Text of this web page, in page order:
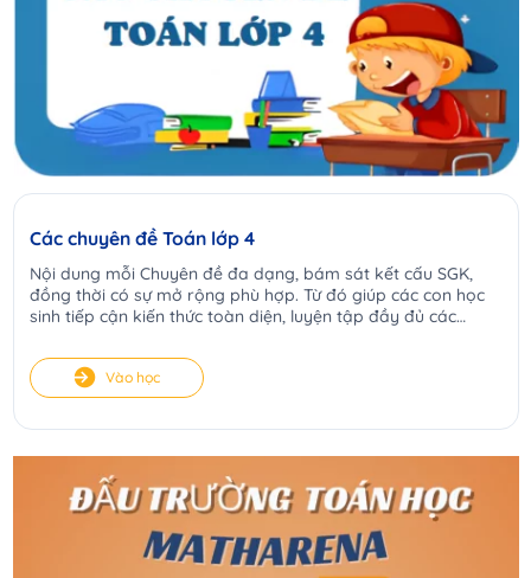
Các chuyên đề Toán lớp 4
Nội dung mỗi Chuyên đề đa dạng, bám sát kết cấu SGK,
đồng thời có sự mở rộng phù hợp. Từ đó giúp các con học
sinh tiếp cận kiến thức toàn diện, luyện tập đầy đủ các
giá chính xác tình hình học tập để có định hướng thi cử hợp
lí.
Vào học